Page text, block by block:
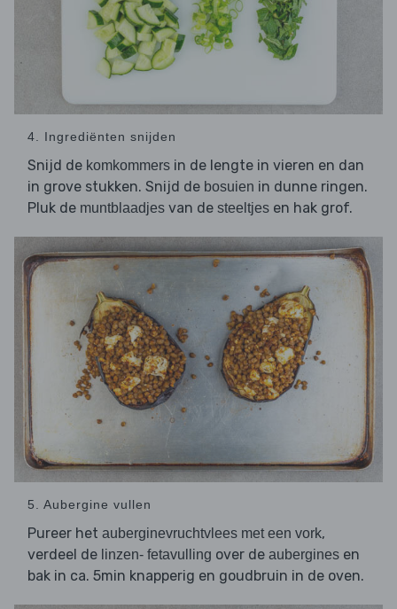
4. Ingrediënten snijden
Snijd de komkommers in de lengte in vieren en dan
in grove stukken. Snijd de bosuien in dunne ringen.
Pluk de muntblaadjes van de steeltjes en hak grof.
5. Aubergine vullen
Pureer het auberginevruchtvlees met een vork,
verdeel de linzen- fetavulling over de aubergines en
bak in ca. 5min knapperig en goudbruin in de oven.